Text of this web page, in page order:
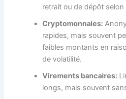
retrait ou de dépôt selon
Cryptomonnaies:
rapides, mais souvent
faibles montants en
de volatilité.
Virements bancaires:
longs, mais souvent